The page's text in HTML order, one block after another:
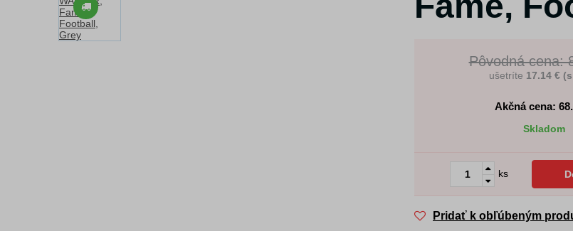
Pôvodná cena:
ušetríte 17.14 €
Akčná cena:
Skladom
ks
Pridať k obľúbeným